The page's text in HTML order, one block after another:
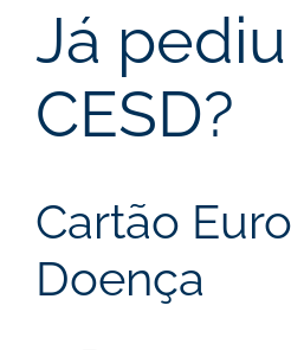
Já
CESD?
Cartão
Doença